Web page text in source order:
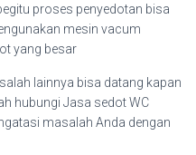
proses penyedotan bisa
mesin vacum
yang besar
lainnya bisa datang kapan
hubungi Jasa sedot WC
masalah Anda dengan